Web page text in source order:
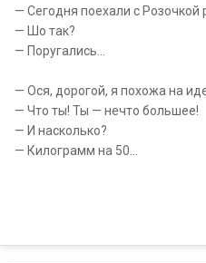
— Сегодня поехали с Розочкой
— Шо так?
— Поругались…
— Ося, дорогой, я похожа на
— Что ты! Ты — нечто большее!
— И насколько?
— Килограмм на 50...